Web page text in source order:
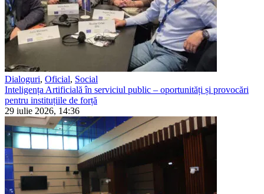
Dialoguri, Oficial, Social
Inteligența Artificială în serviciul public – oportunități și provocări
pentru instituțiile de forță
29 iulie 2026, 14:36